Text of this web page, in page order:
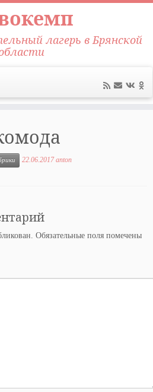
лагерь в Брянской
22.06.2017 anton
Обязательные поля помечены